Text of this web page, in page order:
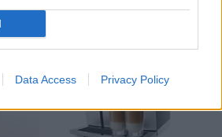
Data Access Privacy Policy